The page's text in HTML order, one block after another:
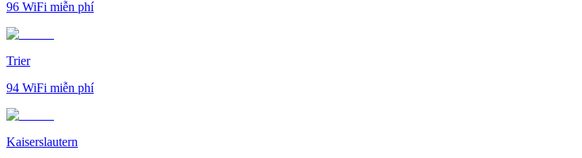
96 WiFi miễn phí
Trier
94 WiFi miễn phí
Kaiserslautern